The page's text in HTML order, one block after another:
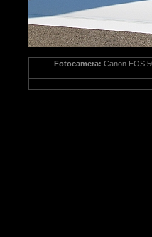
Fotocamera: Canon EOS